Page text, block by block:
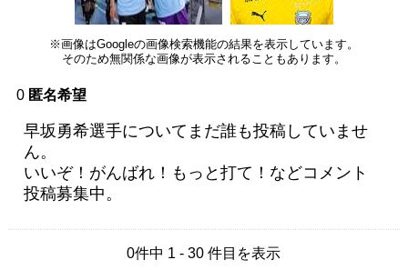
※画像はGoogleの画像検索機能の結果を表示しています。
そのため無関係な画像が表示されることもあります。
0 匿名希望
早坂勇希選手についてまだ誰も投稿していませ
ん。
いいぞ！がんばれ！もっと打て！などコメント
投稿募集中。
0件中 1 - 30 件目を表示